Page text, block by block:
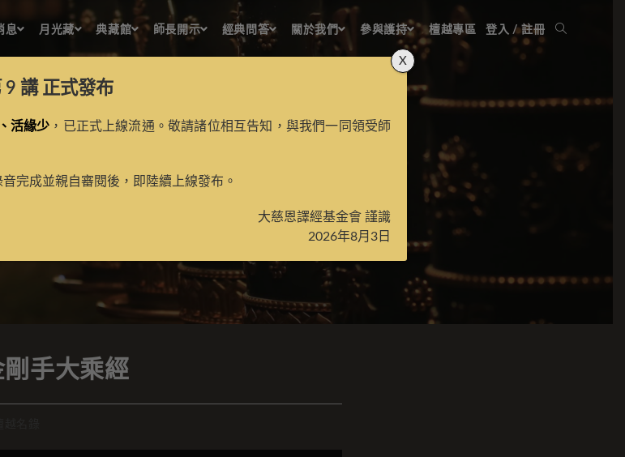
息 月光藏 典藏館 師長開示 經典問答 關於我們 參與護持 檀越專區 登入 / 註冊
蜜多金剛手大乘經
手大乘經
9 講正式發布
活緣少 ，已正式上線流通。敬請諸位相互告知，與我們一同領受師
完成並親自審閱後，即陸續上線發布。
大慈恩譯經基金會 謹識
2026年8月3日
X